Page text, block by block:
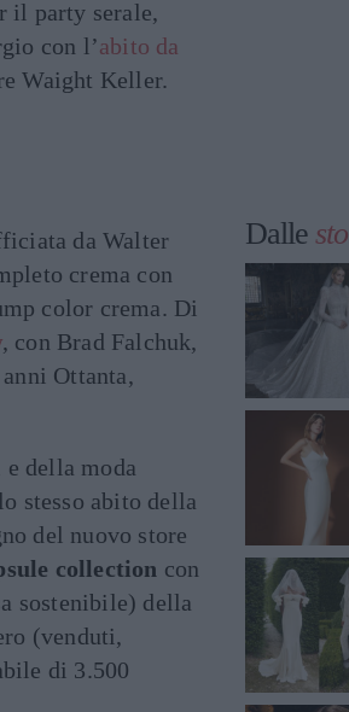
il party serale,
con l’abito da
Waight Keller.
da Walter
crema con
color crema. Di
, con Brad Falchuk,
Ottanta,
della moda
stesso abito della
del nuovo store
collection con
sostenibile) della
(venduti,
di 3.500
Dalle